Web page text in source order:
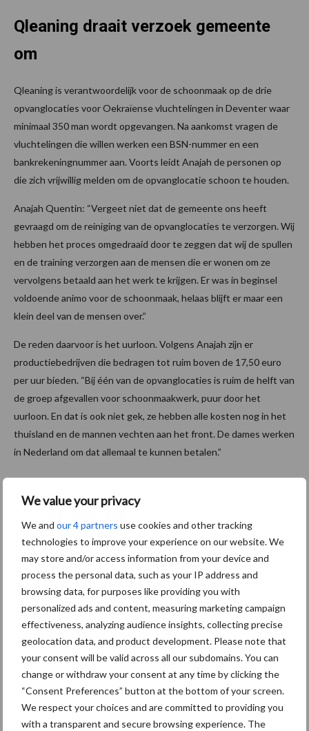
We value your privacy
We and our 4 partners use cookies and other tracking
technologies to improve your experience on our website. We
may store and/or access information from your device and
process the personal data, such as your IP address and
browsing data, for purposes like providing you with
personalized ads and content, measuring marketing campaign
effectiveness, analyzing audience insights, collecting precise
geolocation data, and product development. Please note that
your consent will be valid across all our subdomains. You can
change or withdraw your consent at any time by clicking the
“Consent Preferences” button at the bottom of your screen.
We respect your choices and are committed to providing you
with a transparent and secure browsing experience. The
Qleaning draait verzoek gemeente
om
Qleaning is verantwoordelijk voor de schoonmaak op de drie
opvanglocaties voor Oekraïense vluchtelingen in Deventer waar
minimaal 350 man wordt opgevangen. Na aankomst vragen de
vluchtelingen die willen werken een BSN-nummer en een
bankrekeningnummer aan. Voorts leidt Anajah de personen op
die zich vrijwillig melden om de opvanglocatie schoon te houden.
Anajah Quentin: “Vergeet niet dat de gemeente ons heeft
gevraagd om de reiniging van de opvanglocaties te verzorgen. Wij
hebben het proces omgedraaid door te zeggen dat wij de spullen
en de training verzorgen aan de mensen die er wonen om ze
vervolgens betaald aan het werk te krijgen. Er was in beginsel
voldoende animo voor de schoonmaak, helaas blijft er maar een
klein deel van de mensen over.”
De reden daarvoor is het uurloon. Volgens Anajah zijn er
productiebedrijven die bedragen tot ruim boven de 17,50 euro
per uur bieden. “Bij één van de opvanglocaties is ruim de helft van
de groep afgevallen voor schoonmaakwerk, puur door het
uurloon. En dat is ook niet gek, ze hebben alle kosten nog in het
thuisland en de mannen vechten aan het front. De dames werken
in Nederland om dat allemaal te kunnen betalen.”
arbeidsmarktkrapte
De komst van Oekraïners naar Nederland is volgens de Qleaning-
directeur geen structurele oplossing voor het
geeft het natuurlijk wel rust in de tent. Maar op andere locaties
blijft het lastig. Op dit moment werk ik alleen offertes uit waarbij
ik aangeef dat het één tot twee maanden kan duren voordat de
opstart plaatsvindt. Als het opdrachtgevers te lang duurt, dan
zijn ze -zonder consequenties- vrij om voor een collega te kiezen.”
Hij vervolgt: “De schoonmaak wordt alleen ingevuld als wij een
match vinden met een schoonmaker. Natuurlijk zijn er nu dames